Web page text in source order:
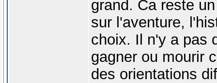
grand. Ca reste
sur l'aventure,
choix. Il n'y a pas
gagner ou mourir
des orientations